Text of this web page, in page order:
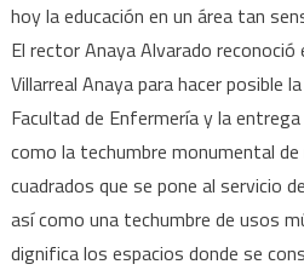
hoy la educación en un área tan
El rector Anaya Alvarado
Villarreal Anaya para hacer posible
Facultad de Enfermería y la
como la techumbre monumental
cuadrados que se pone al servicio
así como una techumbre de usos
dignifica los espacios donde se